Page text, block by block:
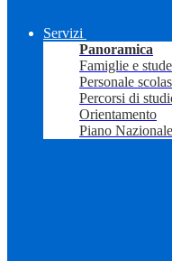
Servizi
Panoramica
Famiglie e
Personale
Percorsi di
Orientamento
Piano